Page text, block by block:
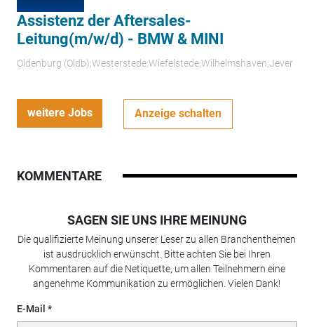
Assistenz der Aftersales-
Leitung(m/w/d) - BMW & MINI
Oldenburg (Oldb);Westerstede;Wiefelstede;Wilhelmshaven;Jever
weitere Jobs Anzeige schalten
KOMMENTARE
SAGEN SIE UNS IHRE MEINUNG
Die qualifizierte Meinung unserer Leser zu allen Branchenthemen
ist ausdrücklich erwünscht. Bitte achten Sie bei Ihren
Kommentaren auf die Netiquette, um allen Teilnehmern eine
angenehme Kommunikation zu ermöglichen. Vielen Dank!
E-Mail